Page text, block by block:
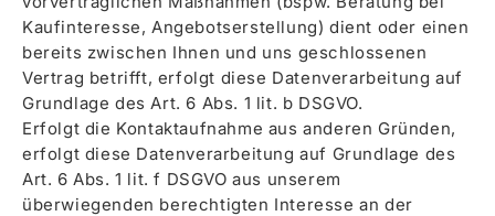
Kaufinteresse, Angebotserstellung) dient oder einen
bereits zwischen Ihnen und uns geschlossenen
Vertrag betrifft, erfolgt diese Datenverarbeitung auf
Grundlage des Art. 6 Abs. 1 lit. b DSGVO.
Erfolgt die Kontaktaufnahme aus anderen Gründen,
erfolgt diese Datenverarbeitung auf Grundlage des
Art. 6 Abs. 1 lit. f DSGVO aus unserem
überwiegenden berechtigten Interesse an der